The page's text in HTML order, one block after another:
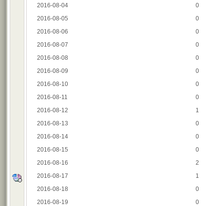
2016-08-04
0
2016-08-05
0
2016-08-06
0
2016-08-07
0
2016-08-08
0
2016-08-09
0
2016-08-10
0
2016-08-11
0
2016-08-12
1
2016-08-13
0
2016-08-14
0
2016-08-15
0
2016-08-16
2
2016-08-17
1
2016-08-18
0
2016-08-19
0